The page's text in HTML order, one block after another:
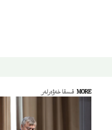
MORE قىسقا خەۋەرلەر